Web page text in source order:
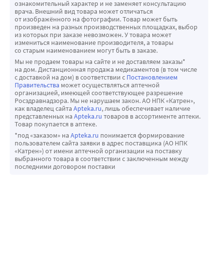
ознакомительный характер и не заменяет консультацию
врача. Внешний вид товара может отличаться
от изображённого на фотографии. Товар может быть
произведен на разных производственных площадках, выбор
из которых при заказе невозможен. У товара может
измениться наименование производителя, а товары
со старым наименованием могут быть в заказе.
Мы не продаем товары на сайте и не доставляем заказы*
на дом. Дистанционная продажа медикаментов (в том числе
с доставкой на дом) в соответствии с Постановлением
Правительства может осуществляться аптечной
организацией, имеющей соответствующее разрешение
Росздравнадзора. Мы не нарушаем закон. АО НПК «Катрен»,
как владелец сайта Apteka.ru, лишь обеспечивает наличие
представленных на Apteka.ru товаров в ассортименте аптеки.
Товар покупается в аптеке.
*под «заказом» на Apteka.ru понимается формирование
пользователем сайта заявки в адрес поставщика (АО НПК
«Катрен») от имени аптечной организации на поставку
выбранного товара в соответствии с заключенным между
последними договором поставки